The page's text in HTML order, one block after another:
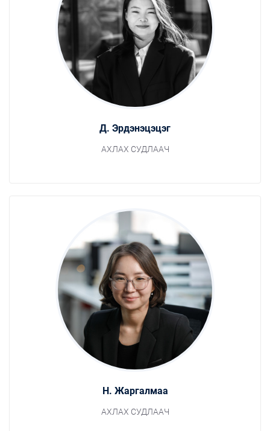
Д. Эрдэнэцэцэг
АХЛАХ СУДЛААЧ
Н. Жаргалмаа
АХЛАХ СУДЛААЧ